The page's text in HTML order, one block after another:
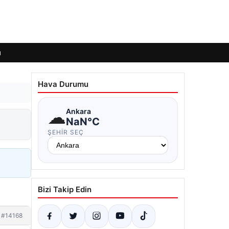
#14168
Hava Durumu
☁Ankara
NaN°C
ŞEHIR SEÇ
Bizi Takip Edin